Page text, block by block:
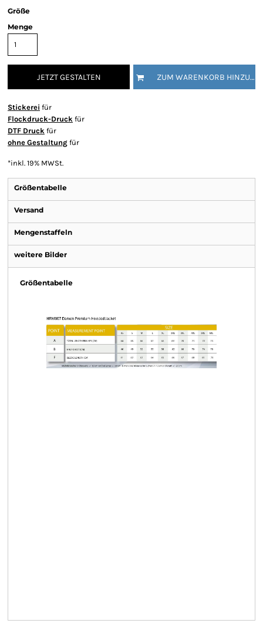
Größe
Menge
JETZT GESTALTEN ZUM WARENKORB HINZUFÜGEN
Stickerei für
Flockdruck-Druck für
DTF Druck für
ohne Gestaltung für
*inkl. 19% MWSt.
Größentabelle
Versand
Mengenstaffeln
weitere Bilder
Größentabelle